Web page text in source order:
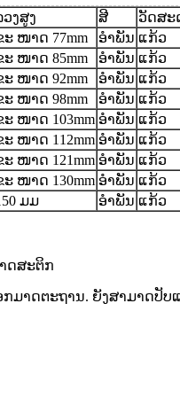
ວງສູງ ສີ
ວັດສະ
ະ ໜາດ 77mm ອໍາພັນ ແກ້ວ
ະ ໜາດ 85mm ອໍາພັນ ແກ້ວ
ະ ໜາດ 92mm ອໍາພັນ ແກ້ວ
ະ ໜາດ 98mm ອໍາພັນ ແກ້ວ
ະ ໜາດ 103mm ອໍາພັນ ແກ້ວ
ະ ໜາດ 112mm ອໍາພັນ ແກ້ວ
ະ ໜາດ 121mm ອໍາພັນ ແກ້ວ
ະ ໜາດ 130mm ອໍາພັນ ແກ້ວ
ມມ ອໍາພັນ ແກ້ວ
ດສະຕິກ
າດຕະຖານ. ຍັງສາມາດປັບ